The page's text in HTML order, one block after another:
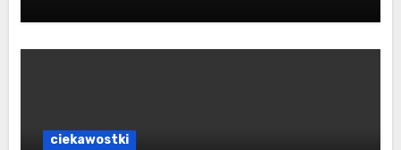
złotych
ciekawostki